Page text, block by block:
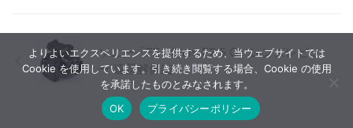
ソニー「FE 40mm F2.5 G」レンズレビュ
ー 遠景解像編
よりよいエクスペリエンスを提供するため、当ウェブサイトでは
Cookie を使用しています。引き続き閲覧する場合、Cookie の使用
を承諾したものとみなされます。
OK
プライバシーポリシー